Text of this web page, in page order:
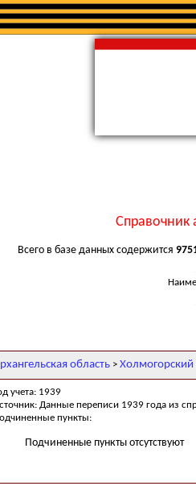
Справочник
Всего в базе данных содержится
область > Холмогорский
учета: 1939
Данные переписи 1939 года из
пункты:
Подчиненные пункты отсутствуют